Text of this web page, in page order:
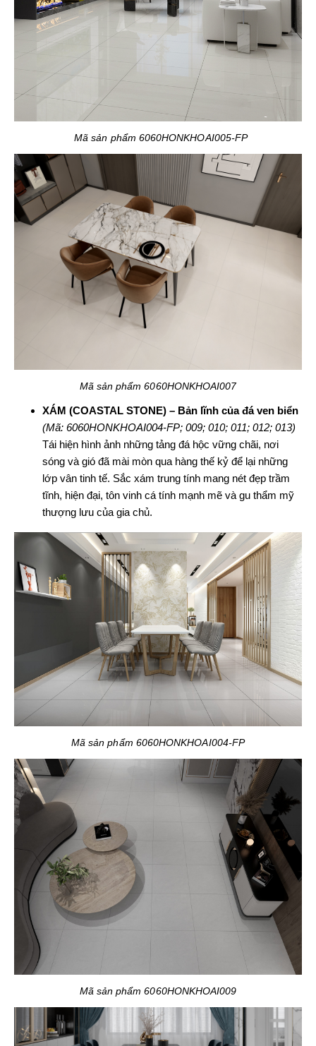
Mã sản phẩm 6060HONKHOAI005-FP
Mã sản phẩm 6060HONKHOAI007
XÁM (COASTAL STONE) – Bản lĩnh của đá ven biển
(Mã: 6060HONKHOAI004-FP; 009; 010; 011; 012; 013)
Tái hiện hình ảnh những tảng đá hộc vững chãi, nơi
sóng và gió đã mài mòn qua hàng thế kỷ để lại những
lớp vân tinh tế. Sắc xám trung tính mang nét đẹp trầm
tĩnh, hiện đại, tôn vinh cá tính mạnh mẽ và gu thẩm mỹ
thượng lưu của gia chủ.
Mã sản phẩm 6060HONKHOAI004-FP
Mã sản phẩm 6060HONKHOAI009